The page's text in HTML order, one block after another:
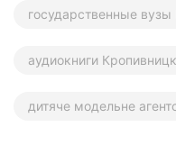
государственные
аудиокниги
дитяче модельне